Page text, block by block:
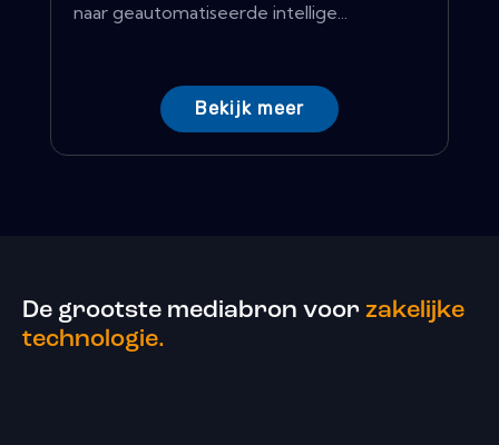
naar geautomatiseerde intellige...
Bekijk meer
De grootste mediabron voor zakelijke
technologie.